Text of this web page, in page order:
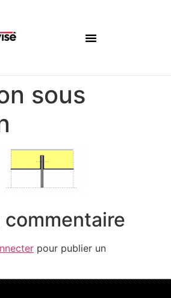
sous
commentaire
pour publier un